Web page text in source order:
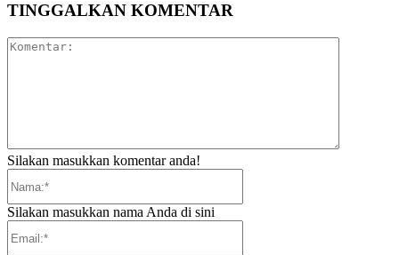
TINGGALKAN KOMENTAR
Silakan masukkan komentar anda!
Silakan masukkan nama Anda di sini